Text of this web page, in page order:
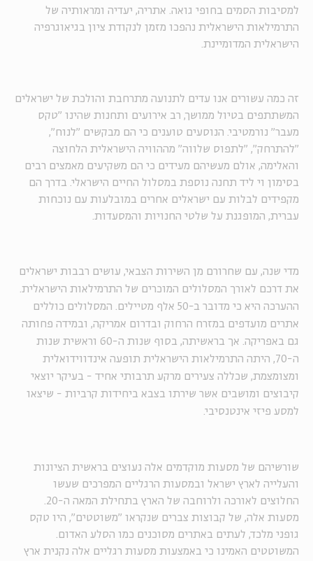
למסיבות הסמים בחופי גואה. אתריה, יעדיה ומראותיה של
התרמילאות הישראלית נהפכו מזמן לנקודת ציון בגיאוגרפיה
הישראלית המדומיינת.
זה כמה עשורים אנו עדים לתנועה מתרחבת והולכת של ישראלים
המשתתפים בטיול ממושך, רב אירועים ותחנות שהינו "טקס
מעבר" נורמטיבי. הנוסעים טוענים כי הם מבקשים "לנוח",
"להתרחק", "לתפוס שלווה" מההוויה הישראלית הלחוצה
והאלימה, אולם מעשיהם מעידים כי הם משקיעים מאמצים רבים
בסימון וי ליד תחנה נוספת במסלול החיים הישראלי. בדרך הם
מקפידים לבלות עם ישראלים אחרים במובלעות עם נוכחות
עברית, המופגנת על שלטי החנויות והמסעדות.
מדי שנה, עם שחרורם מן השירות הצבאי, עושים רבבות ישראלים
את דרכם לאורך המסלולים המוכרים של התרמילאות הישראלית.
ההערכה היא כי מדובר ב-50 אלף מטיילים. המסלולים כוללים
אתרים מועדפים במזרח הרחוק ובדרום אמריקה, ובמידה פחותה
גם באפריקה. אך בראשיתה, בסוף שנות ה-60 וראשית שנות
ה-70, היתה התרמילאות הישראלית תופעה אינדווידואלית
ומצומצמת, שכללה צעירים מרקע תרבותי אחיד - בעיקר יוצאי
קיבוצים ומושבים אשר שירתו בצבא ביחידות קרביות - שיצאו
למסע פיזי אינטנסיבי.
שורשיהם של מסעות מוקדמים אלה נעוצים בראשית הציונות
והעלייה לארץ ישראל ובמסעות הרגליים המפרכים שעשו
מסעות אלה, של קבוצות צברים שנקראו "משוטטים", היו טקס
גופני מלכד, לעתים באתרים מסוכנים כמו הסלע האדום.
המשוטטים האמינו כי באמצעות מסעות רגליים אלה נקנית ארץ